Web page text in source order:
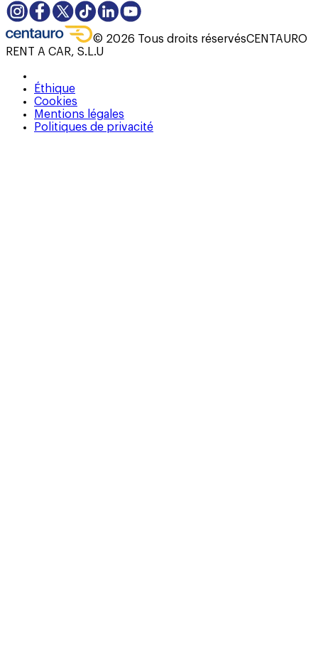
© 2026 Tous droits réservésCENTAURO
RENT A CAR, S.L.U
Éthique
Cookies
Mentions légales
Politiques de privacité